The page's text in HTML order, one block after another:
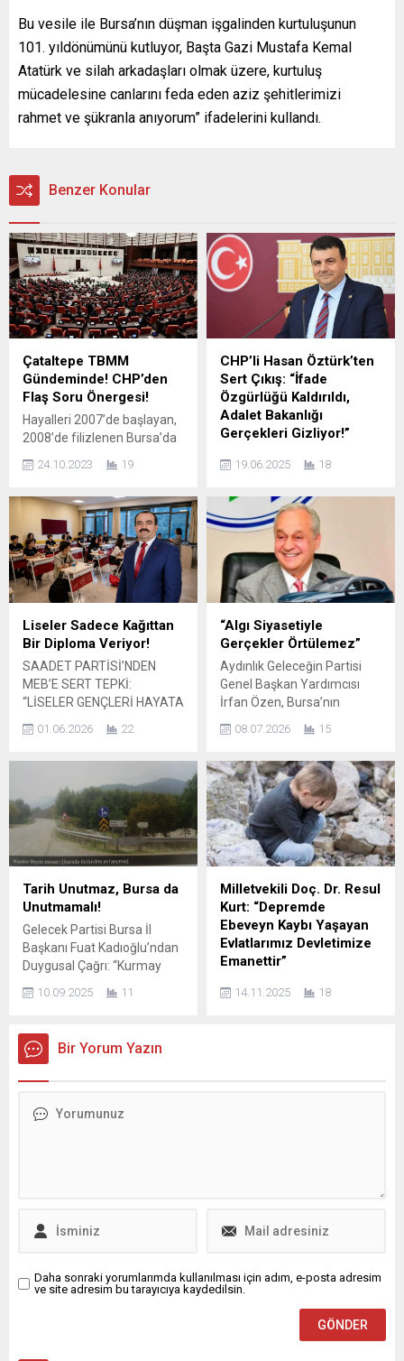
Bu vesile ile Bursa’nın düşman işgalinden kurtuluşunun
101. yıldönümünü kutluyor, Başta Gazi Mustafa Kemal
Atatürk ve silah arkadaşları olmak üzere, kurtuluş
mücadelesine canlarını feda eden aziz şehitlerimizi
rahmet ve şükranla anıyorum” ifadelerini kullandı.
Benzer Konular
Çataltepe TBMM
Gündeminde! CHP’den
Flaş Soru Önergesi!
Hayalleri 2007’de başlayan,
2008’de filizlenen Bursa’da
Çataltepe bölgesinde
ilerleyen süreçte yarıda
kalan sanayi sitesi projesi
mağdurları, haklarını
aramak ve bugüne kadar
gerçekleştirdikleri çalışmalar
için temaslarını Ankara’ya
taşımışlardı. CHP Bursa
Milletvekili Hasan Öztürk, 3
bin mağdur esnaf için ilgili
bakanlığa soru önergesi
verdi. Öztürk;...
24.10.2023 19
CHP’li Hasan Öztürk’ten
Sert Çıkış: “İfade
Özgürlüğü Kaldırıldı,
Adalet Bakanlığı
Gerçekleri Gizliyor!”
Öztürk, son yıllarda artan
soruşturmalarını Meclis
gündemine taşıdı. Öztürk’ün
Adalet Bakanı Yılmaz
Tunç’a yönelttiği yazılı soru
önergesine verilen yanıt ise,
kamuoyunda infial yarattı.
Bakanlıktan Yanıt Yerine
Sadece Link Öztürk, “Son 5
yılda Cumhurbaşkanına
hakaret suçundan açılan
soruşturmaların sayısı
nedir? Hangi ifadeler bu
kapsamda
19.06.2025 18
Liseler Sadece Kağıttan
Bir Diploma Veriyor!
SAADET PARTİSİ’NDEN
MEB’E SERT TEPKİ:
“LİSELER GENÇLERİ HAYATA
HAZIRLIYOR” Saadet Partisi
Başkanı Nebi Yurtsever,
Türkiye’deki ortaöğretim
sistemine ilişkin dikkat
çeken açıklamalarda
bulundu. Mevcut lise
sisteminin gençlerin
beklentilerine cevap
Yurtsever, eğitimde yıllardır
biriken sorunların artık
görmezden gelinemeyecek
boyutlara ulaştığını söyledi....
01.06.2026 22
“Algı Siyasetiyle
Gerçekler Örtülemez”
Aydınlık Geleceğin Partisi
Genel Başkan Yardımcısı
İrfan Özen, Bursa’nın
ilçesinde son günlerde
üzerinden yürütülen
tartışmalara sert sözlerle
tepki gösterdi. Özellikle
belediyede kullanılan TOGG
aracı üzerinden yapılan
eleştirileri hedef alan Özen,
kamuoyunu yanıltmaya
yönelik söylemlerin ilçeye
hiçbir fayda
sağlamayacağını belirtti.
TOGG’un
Belediyesi’ne aylar önce
08.07.2026 15
Tarih Unutmaz, Bursa da
Unutmamalı!
Gelecek Partisi Bursa İl
Başkanı Fuat Kadıoğlu’ndan
Duygusal Çağrı: “Kurmay
Bursa’nın geçmişi sadece
değil; toprağına kanını
akıtan, adını bile
Bursa İl Başkan Yardımcısı
10.09.2025 11
Milletvekili Doç. Dr. Resul
Kurt: “Depremde
Ebeveyn Kaybı Yaşayan
Evlatlarımız Devletimize
Emanettir”
Komisyonu Üyesi, AK Parti
dikkat çekti. Milletvekili...
14.11.2025 18
Bir Yorum Yazın
Daha sonraki yorumlarımda kullanılması için adım, e-posta adresim
ve site adresim bu tarayıcıya kaydedilsin.